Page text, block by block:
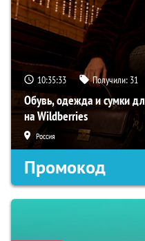
10:35:32 Получили: 31
Обувь, одежда и сумки
на Wildberries
Россия
Промокод